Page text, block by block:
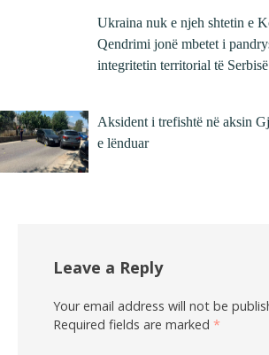
Ukraina nuk e njeh shtetin e
Qendrimi jonë mbetet i
integritetin territorial të Serbisë
Aksident i trefishtë në aksin
e lënduar
Leave a Reply
Your email address will not be
Required fields are marked *